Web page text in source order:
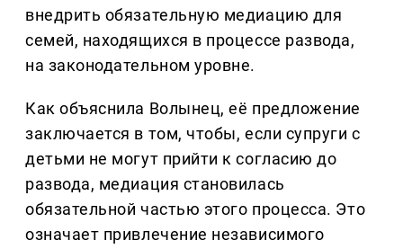
внедрить обязательную медиацию для
семей, находящихся в процессе развода,
на законодательном уровне.
Как объяснила Волынец, её предложение
заключается в том, чтобы, если супруги с
детьми не могут прийти к согласию до
развода, медиация становилась
обязательной частью этого процесса. Это
означает привлечение независимого